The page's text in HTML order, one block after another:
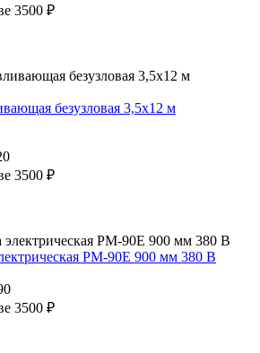
3500 ₽
безузловая 3,5х12 м
3500 ₽
PM-90E 900 мм 380 В
3500 ₽